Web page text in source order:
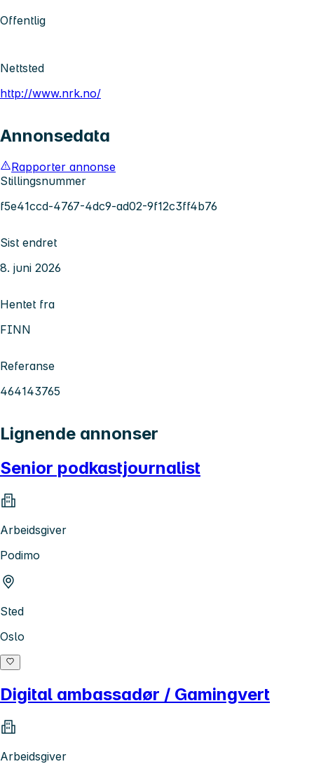
Offentlig
Nettsted
http://www.nrk.no/
Annonsedata
Rapporter annonse
Stillingsnummer
f5e41ccd-4767-4dc9-ad02-9f12c3ff4b76
Sist endret
8. juni 2026
Hentet fra
FINN
Referanse
464143765
Lignende annonser
Senior podkastjournalist
Arbeidsgiver
Podimo
Sted
Oslo
Digital ambassadør / Gamingvert
Arbeidsgiver